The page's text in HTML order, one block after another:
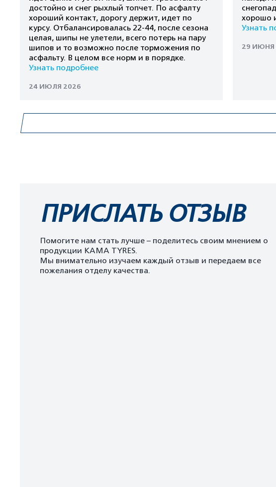
достойно и снег рыхлый топчет. По асфалту
хороший контакт, дорогу держит, идет по
курсу. Отбалансировалась 22-44, после сезона
целая, шипы не улетели, всего потерь на пару
шипов и то возможно после торможения по
асфальту. В целом все норм и в порядке.
Узнать подробнее
24 ИЮЛЯ 2026
хорошо
Узнать
29 ИЮНЯ
ПРИСЛАТЬ ОТЗЫВ
Помогите нам стать лучше – поделитесь своим мнением о
продукции KAMA TYRES.
Мы внимательно изучаем каждый отзыв и передаем все
пожелания отделу качества.